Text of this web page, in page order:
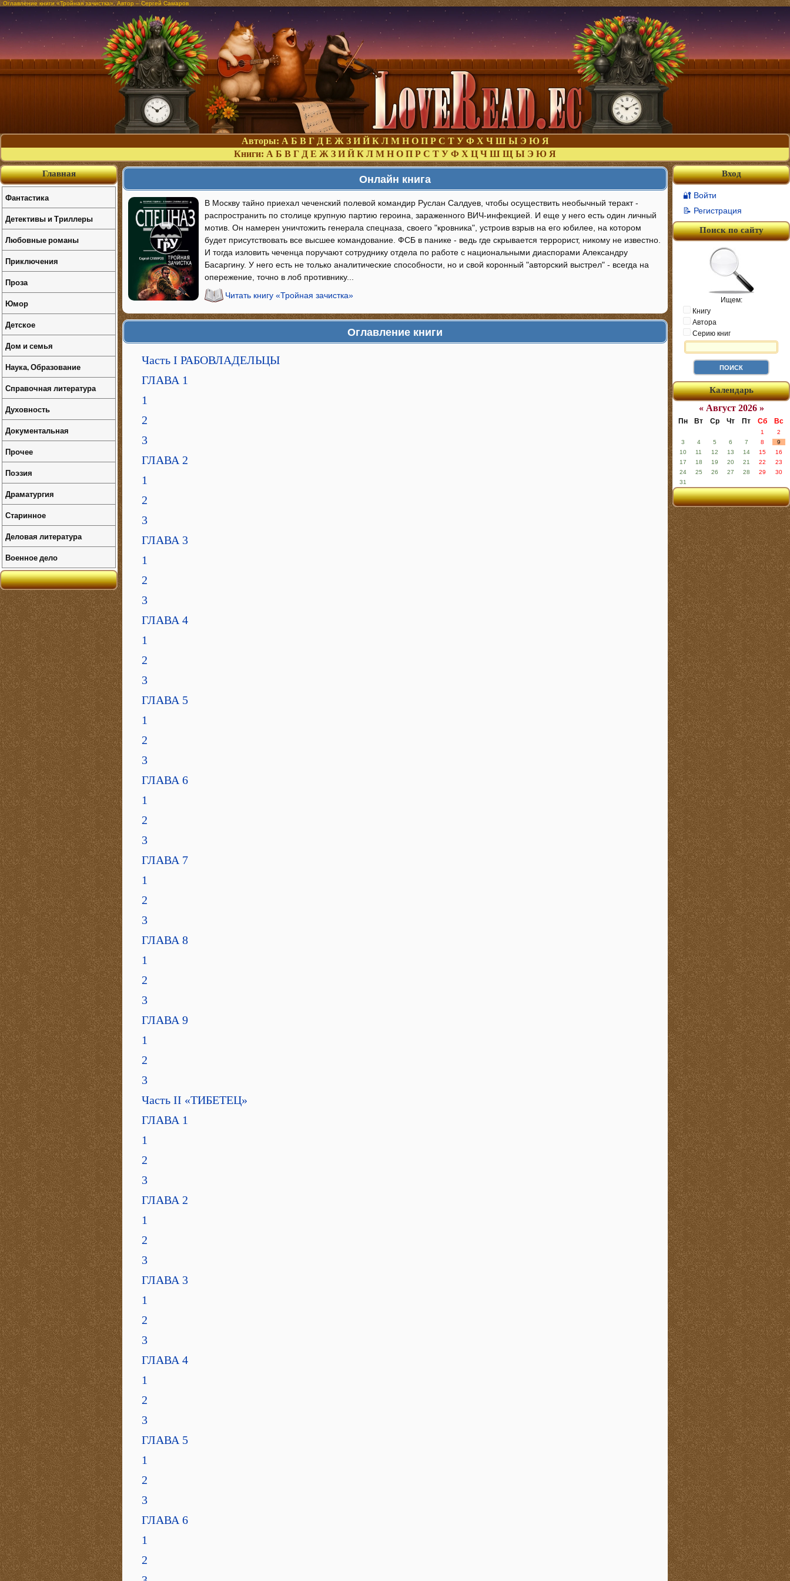
Оглавление книги «Тройная зачистка». Автор – Сергей Самаров
Авторы: А Б В Г Д Е Ж З И Й К Л М Н О П Р С Т У Ф Х Ч Ш Ы Э Ю Я
Книги: А Б В Г Д Е Ж З И Й К Л М Н О П Р С Т У Ф Х Ц Ч Ш Щ Ы Э Ю Я
Онлайн книга
В Москву тайно приехал чеченский полевой командир Руслан Салдуев, чтобы осуществить необычный теракт -
распространить по столице крупную партию героина, зараженного ВИЧ-инфекцией. И еще у него есть один личный
мотив. Он намерен уничтожить генерала спецназа, своего "кровника", устроив взрыв на его юбилее, на котором
будет присутствовать все высшее командование. ФСБ в панике - ведь где скрывается террорист, никому не известно.
И тогда изловить чеченца поручают сотруднику отдела по работе с национальными диаспорами Александру
Басаргину. У него есть не только аналитические способности, но и свой коронный "авторский выстрел" - всегда на
опережение, точно в лоб противнику...
Читать книгу «Тройная зачистка»
Оглавление книги
Часть I РАБОВЛАДЕЛЬЦЫ
ГЛАВА 1
1
2
3
ГЛАВА 2
1
2
3
ГЛАВА 3
1
2
3
ГЛАВА 4
1
2
3
ГЛАВА 5
1
2
3
ГЛАВА 6
1
2
3
ГЛАВА 7
1
2
3
ГЛАВА 8
1
2
3
ГЛАВА 9
1
2
3
Часть II «ТИБЕТЕЦ»
ГЛАВА 1
1
2
3
ГЛАВА 2
1
2
3
ГЛАВА 3
1
2
3
ГЛАВА 4
1
2
3
ГЛАВА 5
1
2
3
ГЛАВА 6
1
2
Вход
🔐 Войти
📝 Регистрация
Поиск по сайту
Ищем:
Книгу
Автора
Серию книг
Календарь
« Август 2026 »
Пн Вт Ср Чт Пт Сб Вс
1
2
3
4 5 6 7 8
9
10
11 12 13 14 15
16
17
18 19 20 21 22
23
24
25 26 27 28 29
30
31
Главная
Фантастика
Детективы и Триллеры
Любовные романы
Приключения
Проза
Юмор
Детское
Дом и семья
Наука, Образование
Справочная литература
Духовность
Документальная
Прочее
Поэзия
Драматургия
Старинное
Деловая литература
Военное дело